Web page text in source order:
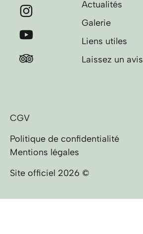
Actualités
Galerie
Liens utiles
Laissez un avis
CGV
Politique de confidentialité
Mentions légales
Site officiel 2026 ©